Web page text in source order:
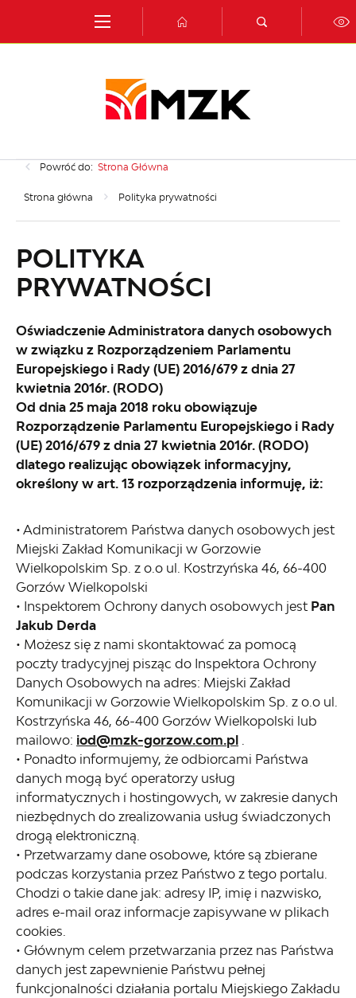
Przejdź do ustawień wielkości czcionki.
Włącz wersję kontrastową strony.
Powróć do: Strona Główna
Strona główna Polityka prywatności
POLITYKA
PRYWATNOŚCI
Oświadczenie Administratora danych osobowych
w związku z Rozporządzeniem Parlamentu
Europejskiego i Rady (UE) 2016/679 z dnia 27
kwietnia 2016r. (RODO)
Od dnia 25 maja 2018 roku obowiązuje
Rozporządzenie Parlamentu Europejskiego i Rady
(UE) 2016/679 z dnia 27 kwietnia 2016r. (RODO)
dlatego realizując obowiązek informacyjny,
określony w art. 13 rozporządzenia informuję, iż:
• Administratorem Państwa danych osobowych jest
Miejski Zakład Komunikacji w Gorzowie
Wielkopolskim Sp. z o.o ul. Kostrzyńska 46, 66-400
Gorzów Wielkopolski
• Inspektorem Ochrony danych osobowych jest Pan
Jakub Derda
• Możesz się z nami skontaktować za pomocą
poczty tradycyjnej pisząc do Inspektora Ochrony
Danych Osobowych na adres: Miejski Zakład
Komunikacji w Gorzowie Wielkopolskim Sp. z o.o ul.
Kostrzyńska 46, 66-400 Gorzów Wielkopolski lub
mailowo: iod@mzk-gorzow.com.pl .
• Ponadto informujemy, że odbiorcami Państwa
danych mogą być operatorzy usług
informatycznych i hostingowych, w zakresie danych
niezbędnych do zrealizowania usług świadczonych
drogą elektroniczną.
• Przetwarzamy dane osobowe, które są zbierane
podczas korzystania przez Państwo z tego portalu.
Chodzi o takie dane jak: adresy IP, imię i nazwisko,
adres e-mail oraz informacje zapisywane w plikach
cookies.
• Głównym celem przetwarzania przez nas Państwa
danych jest zapewnienie Państwu pełnej
funkcjonalności działania portalu Miejskiego Zakładu